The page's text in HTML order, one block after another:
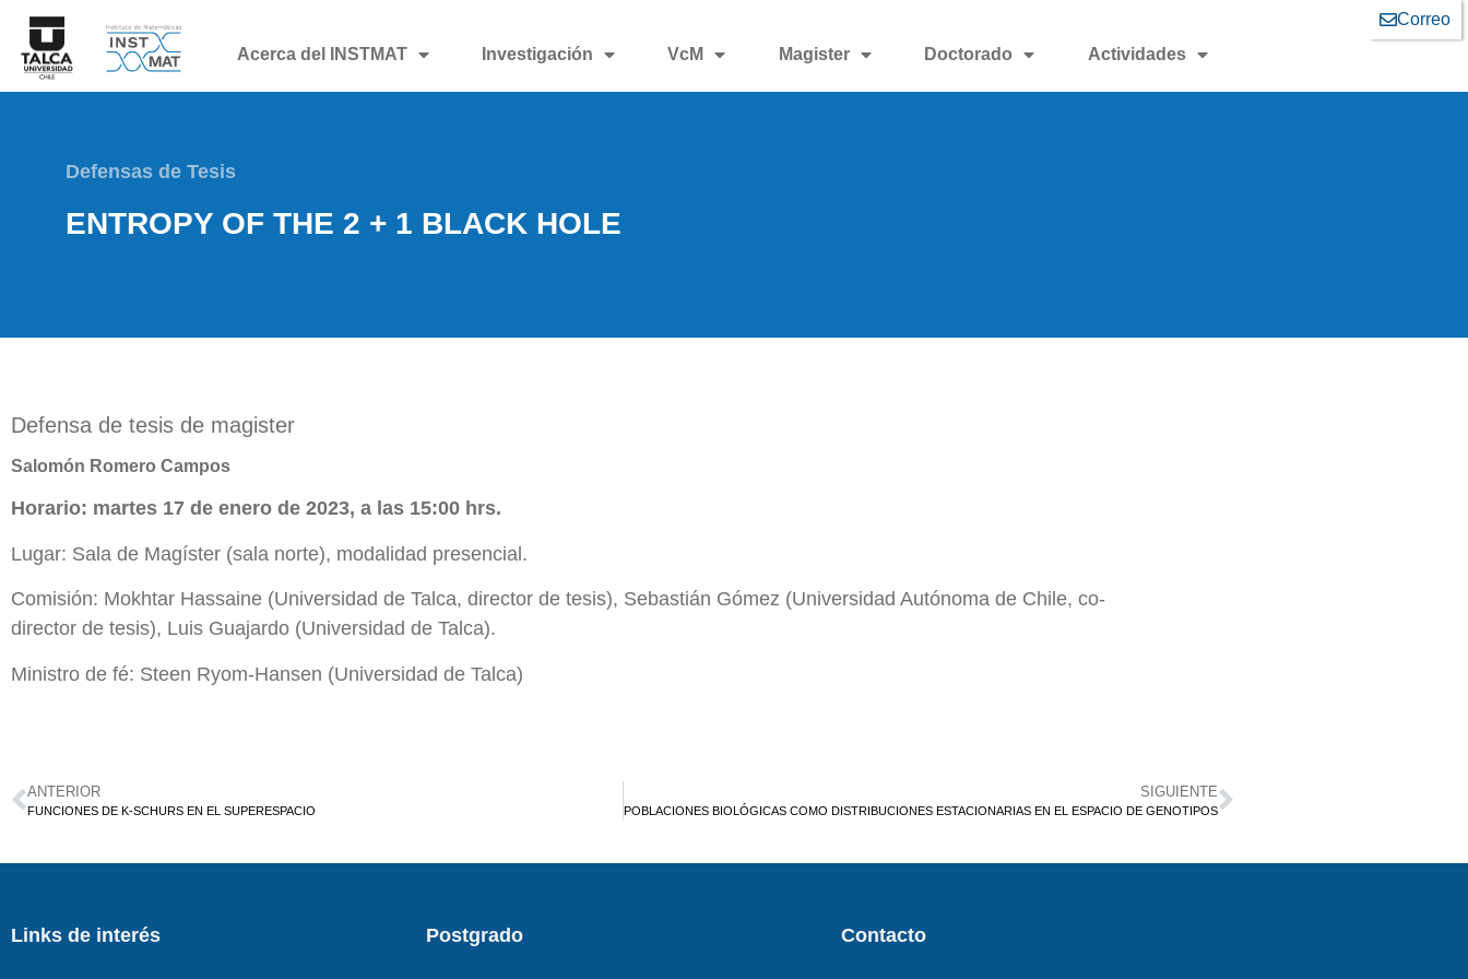
Correo
Acerca del INSTMAT
Investigación VcM Magister Doctorado Actividades
Defensas de Tesis
ENTROPY OF THE 2 + 1 BLACK HOLE
Defensa de tesis de magister
Salomón Romero Campos
Horario: martes 17 de enero de 2023, a las 15:00 hrs.
Lugar: Sala de Magíster (sala norte), modalidad presencial.
Comisión: Mokhtar Hassaine (Universidad de Talca, director de tesis), Sebastián Gómez (Universidad Autónoma de Chile, co-
director de tesis), Luis Guajardo (Universidad de Talca).
Ministro de fé: Steen Ryom-Hansen (Universidad de Talca)
ANTERIOR
FUNCIONES DE K-SCHURS EN EL SUPERESPACIO
SIGUIENTE
POBLACIONES BIOLÓGICAS COMO DISTRIBUCIONES ESTACIONARIAS EN EL ESPACIO DE GENOTIPOS
Links de interés Postgrado Contacto